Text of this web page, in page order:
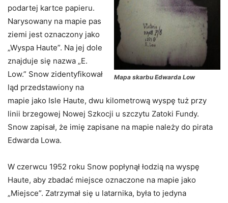
Mapa skarbu Edwarda Low
podartej kartce papieru.
Narysowany na mapie pas
ziemi jest oznaczony jako
„Wyspa Haute”. Na jej dole
znajduje się nazwa „E.
Low.” Snow zidentyfikował
ląd przedstawiony na
mapie jako Isle Haute, dwu kilometrową wyspę tuż przy
linii brzegowej Nowej Szkocji u szczytu Zatoki Fundy.
Snow zapisał, że imię zapisane na mapie należy do pirata
Edwarda Lowa.
W czerwcu 1952 roku Snow popłynął łodzią na wyspę
Haute, aby zbadać miejsce oznaczone na mapie jako
„Miejsce”. Zatrzymał się u latarnika, była to jedyna